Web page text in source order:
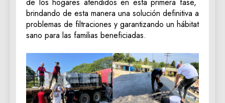
brindando de esta manera una solución definitiva a
problemas de filtraciones y garantizando un hábitat
sano para las familias beneficiadas.